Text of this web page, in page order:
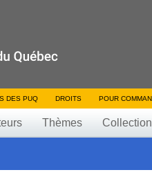
DES PUQ DROITS POUR
Thèmes